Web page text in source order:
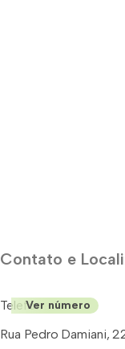
Contato e
Telefone: (48)
Ver número
Rua Pedro Damiani,